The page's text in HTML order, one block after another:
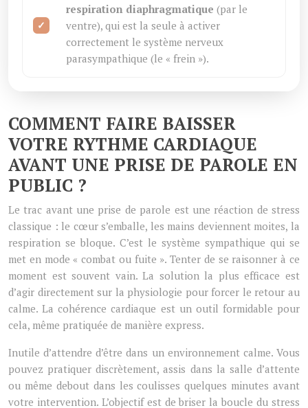
respiration diaphragmatique (par le
ventre), qui est la seule à activer
correctement le système nerveux
parasympathique (le « frein »).
COMMENT FAIRE BAISSER
VOTRE RYTHME CARDIAQUE
AVANT UNE PRISE DE PAROLE EN
PUBLIC ?
Le trac avant une prise de parole est une réaction de stress
classique : le cœur s’emballe, les mains deviennent moites, la
respiration se bloque. C’est le système sympathique qui se
met en mode « combat ou fuite ». Tenter de se raisonner à ce
moment est souvent vain. La solution la plus efficace est
d’agir directement sur la physiologie pour forcer le retour au
calme. La cohérence cardiaque est un outil formidable pour
cela, même pratiquée de manière express.
Inutile d’attendre d’être dans un environnement calme. Vous
pouvez pratiquer discrètement, assis dans la salle d’attente
ou même debout dans les coulisses quelques minutes avant
votre intervention. L’objectif est de briser la boucle du stress